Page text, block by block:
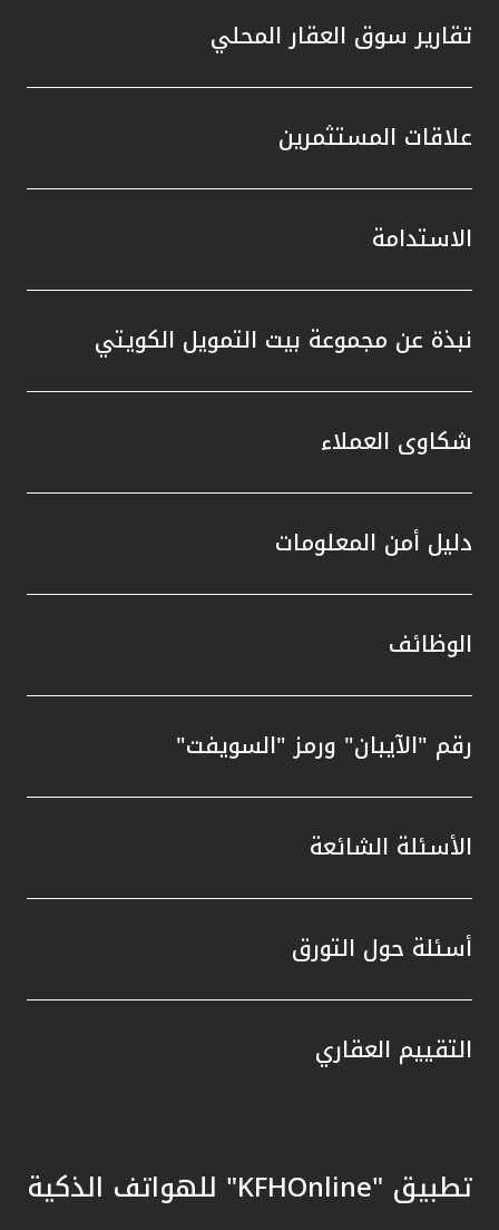
تقارير سوق العقار المحلي
علاقات المستثمرين
الاستدامة
نبذة عن مجموعة بيت التمويل الكويتي
شكاوى العملاء
دليل أمن المعلومات
الوظائف
رقم "الآيبان" ورمز "السويفت"
الأسئلة الشائعة
أسئلة حول التورق
التقييم العقاري
تطبيق "KFHOnline" للهواتف الذكية